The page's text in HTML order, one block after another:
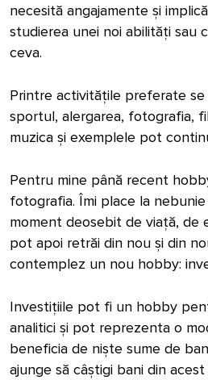
necesită angajamente și
studierea unei noi abilități sau
ceva.
Printre activitățile preferate
sportul, alergarea, fotografia,
muzica și exemplele pot
Pentru mine până recent
fotografia. Îmi place la
moment deosebit de viață, de
pot apoi retrăi din nou și din
contemplez un nou hobby:
Investițiile pot fi un hobby
analitici și pot reprezenta o
beneficia de niște sume de
ajunge să câștigi bani din